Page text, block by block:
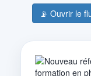
📡 Ouvrir le